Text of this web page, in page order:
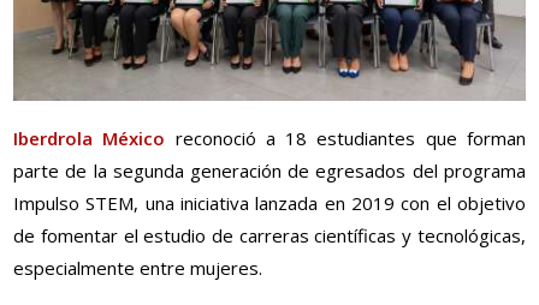
Iberdrola México reconoció a 18 estudiantes que forman
parte de la segunda generación de egresados del programa
Impulso STEM, una iniciativa lanzada en 2019 con el objetivo
de fomentar el estudio de carreras científicas y tecnológicas,
especialmente entre mujeres.